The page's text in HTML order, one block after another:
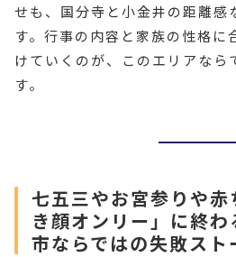
せも、国分寺と小金井の距離感
す。行事の内容と家族の性格に
けていくのが、このエリアなら
す。
七五三やお宮参りや
き顔オンリー」に終
市ならではの失敗スト